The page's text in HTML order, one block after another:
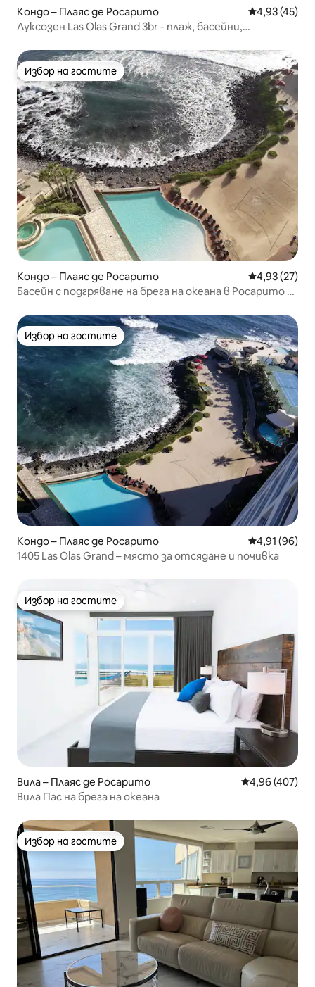
Кондо – Плаяс де Росарито Средна
4,93 (45)
Луксозен Las Olas Grand 3br - плаж, басейни,
Избор на гостите
Избор на гостите
Кондо – Плаяс де Росарито Средна
4,93 (27)
Басейн с подгряване на брега на океана в Росарито @
Избор на гостите
Избор на гостите
Кондо – Плаяс де Росарито Средна
4,91 (96)
1405 Las Olas Grand – място за отсядане и почивка
Избор на гостите
Избор на гостите
Вила – Плаяс де Росарито Средна
4,96 (407)
Вила Пас на брега на океана
Избор на гостите
Избор на гостите